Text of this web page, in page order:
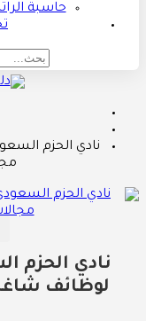
حاسبة
نادي الحزم
نادي الحزم
لوظائف